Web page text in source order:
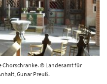
© Landesamt für
Gunar Preuß.